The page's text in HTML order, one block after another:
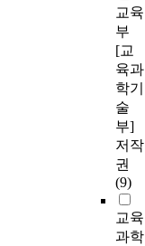
교육
부
[교
육과
학기
술
부]
저작
권
(9)
교육
과학